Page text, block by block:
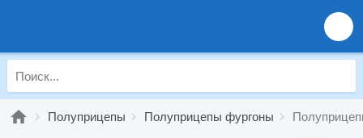
Полуприцепы Полуприцепы фургоны